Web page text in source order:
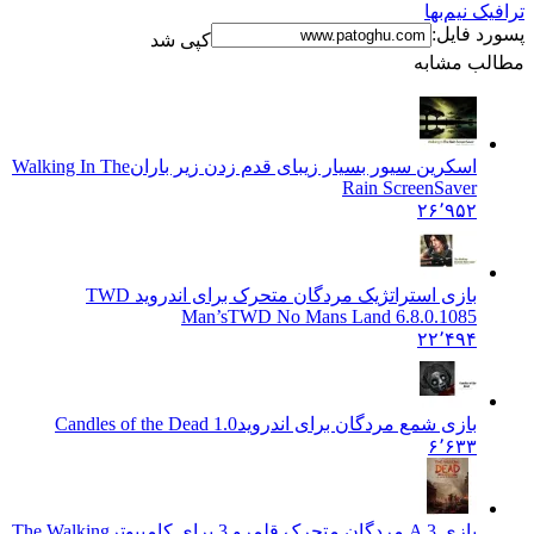
نیم‌بها
فایل:
کپی شد
مشابه
اسکرین سیور بسیار زیبای قدم زدن زیر بارانWalking In The
Rain ScreenSaver
۲۶٬۹۵۲
بازی استراتژیک مردگان متحرک برای اندروید TWD
Man’sTWD No Mans Land 6.8.0.1085
۲۲٬۴۹۴
بازی شمع مردگان برای اندروید 1.0 Candles of the Dead